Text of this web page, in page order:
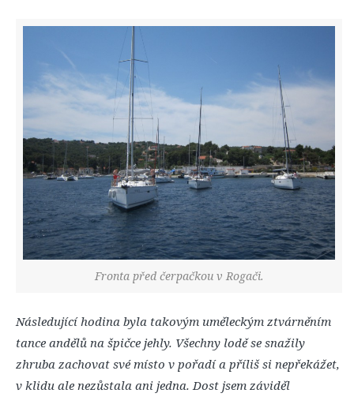
Fronta před čerpačkou v Rogači.
Následující hodina byla takovým uměleckým ztvárněním
tance andělů na špičce jehly. Všechny lodě se snažily
zhruba zachovat své místo v pořadí a příliš si nepřekážet,
v klidu ale nezůstala ani jedna. Dost jsem záviděl